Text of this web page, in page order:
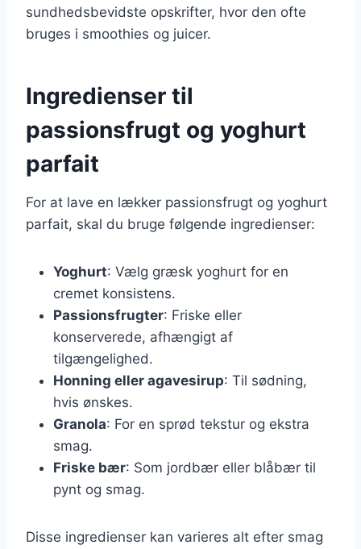
sundhedsbevidste opskrifter, hvor den ofte
bruges i smoothies og juicer.
Ingredienser til
passionsfrugt og yoghurt
parfait
For at lave en lækker passionsfrugt og yoghurt
parfait, skal du bruge følgende ingredienser:
Yoghurt: Vælg græsk yoghurt for en
cremet konsistens.
Passionsfrugter: Friske eller
konserverede, afhængigt af
tilgængelighed.
Honning eller agavesirup: Til sødning,
hvis ønskes.
Granola: For en sprød tekstur og ekstra
smag.
Friske bær: Som jordbær eller blåbær til
pynt og smag.
Disse ingredienser kan varieres alt efter smag